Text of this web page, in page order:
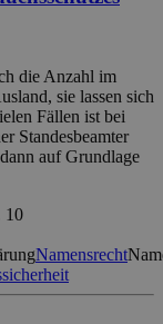
die Anzahl im
sie lassen sich
Fällen ist bei
Standesbeamter
auf Grundlage
10
Namensrecht